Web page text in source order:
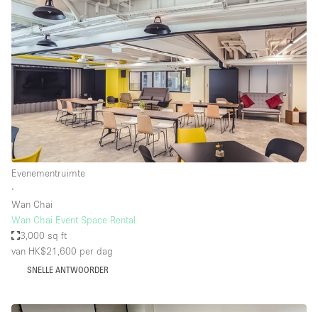
Evenementruimte
∙
Wan Chai
Wan Chai Event Space Rental
3,000 sq ft
van HK$21,600 per dag
SNELLE ANTWOORDER